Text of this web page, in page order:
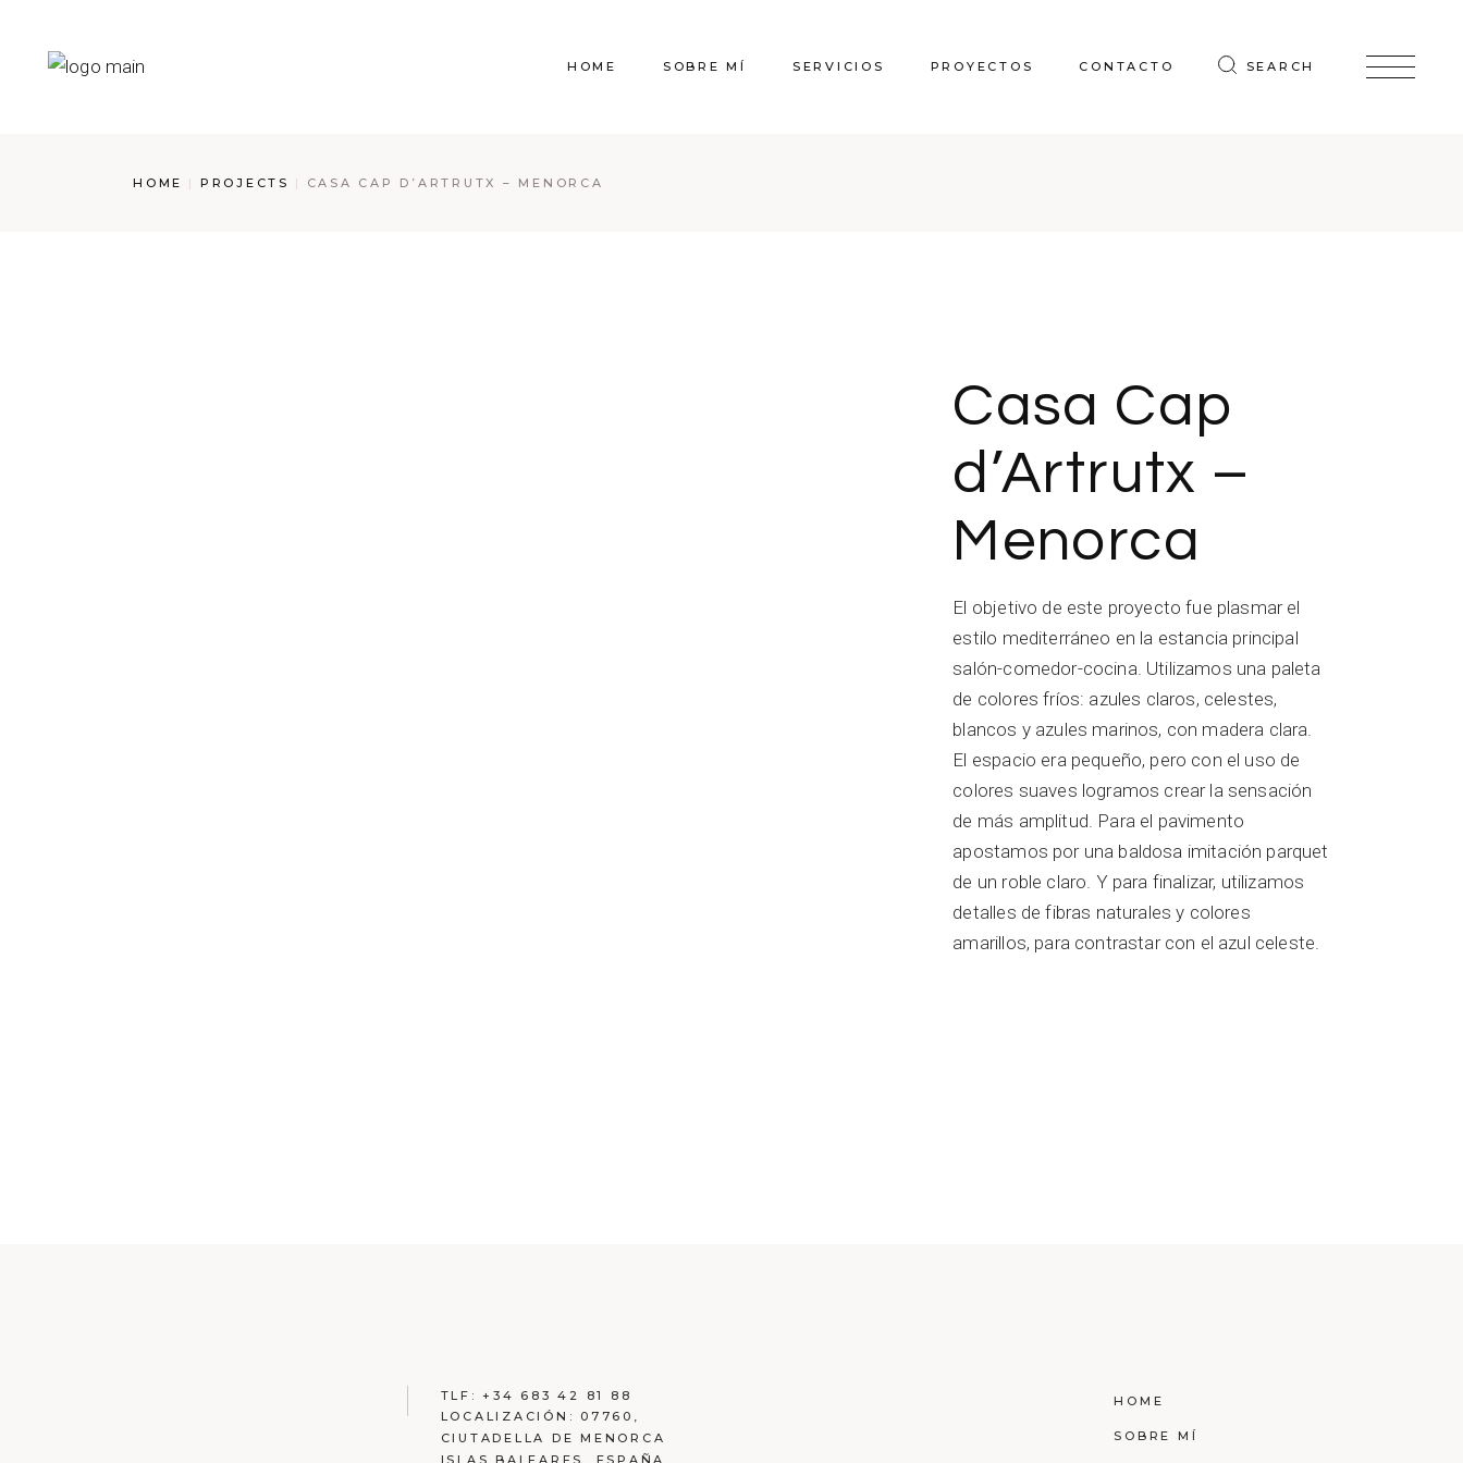
content
HOME SOBRE MÍ SERVICIOS PROYECTOS CONTACTO SEARCH
HOME PROJECTS CASA CAP D’ARTRUTX – MENORCA
Casa Cap
d’Artrutx –
Menorca
El objetivo de este proyecto fue plasmar el
estilo mediterráneo en la estancia principal
salón-comedor-cocina. Utilizamos una paleta
de colores fríos: azules claros, celestes,
blancos y azules marinos, con madera clara.
El espacio era pequeño, pero con el uso de
colores suaves logramos crear la sensación
de más amplitud. Para el pavimento
apostamos por una baldosa imitación parquet
de un roble claro. Y para finalizar, utilizamos
detalles de fibras naturales y colores
amarillos, para contrastar con el azul celeste.
TLF:+34 683 42 81 88
LOCALIZACIÓN: 07760,
CIUTADELLA DE MENORCA
ISLAS BALEARES, ESPAÑA
HOME
SOBRE MÍ